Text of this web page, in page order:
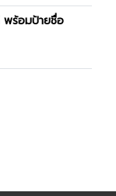
ร้อมป้ายชื่อ